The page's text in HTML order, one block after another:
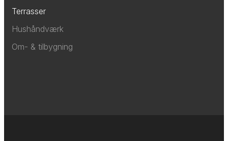
Terrasser
Hushåndværk
Om- & tilbygning